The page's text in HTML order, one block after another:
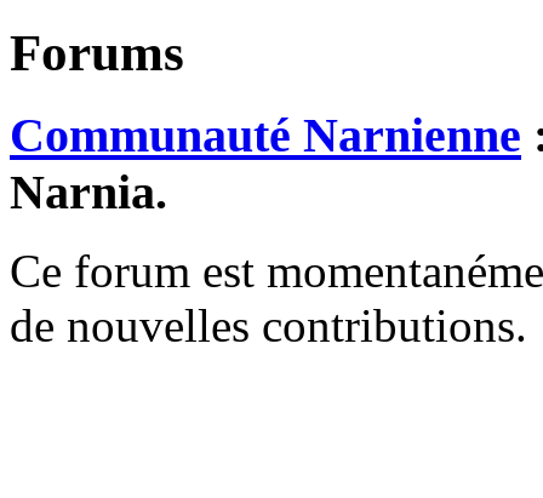
Forums
Communauté Narnienne
Narnia.
Ce forum est
de nouvelles contributions.